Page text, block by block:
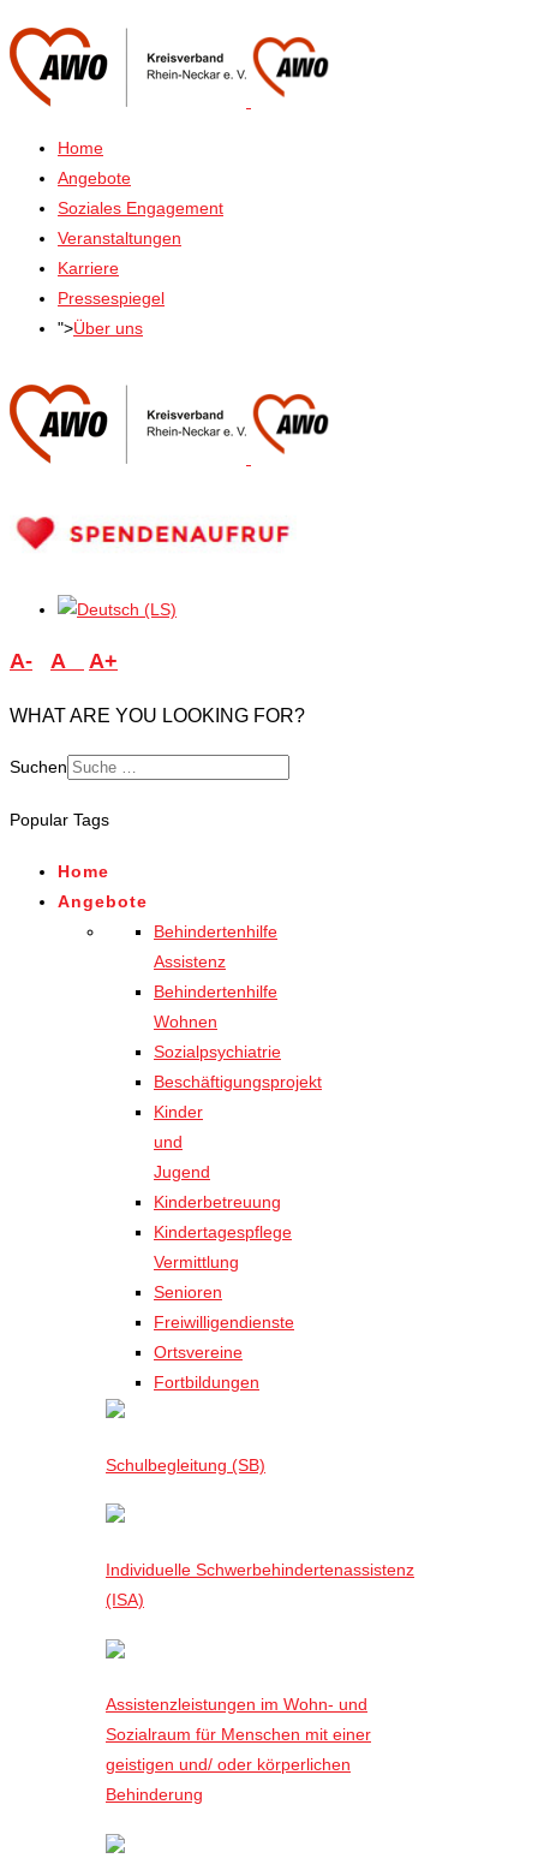
Home
Angebote
Soziales Engagement
Veranstaltungen
Karriere
Pressespiegel
">Über uns
A- A A+
WHAT ARE YOU LOOKING FOR?
Suchen
for results.
Popular Tags
Home
Angebote
Behindertenhilfe
Assistenz
Behindertenhilfe
Wohnen
Sozialpsychiatrie
Beschäftigungsprojekt
Kinder
und
Jugend
Kinderbetreuung
Kindertagespflege
Vermittlung
Senioren
Freiwilligendienste
Ortsvereine
Fortbildungen
Schulbegleitung (SB)
Individuelle Schwerbehindertenassistenz
(ISA)
Assistenzleistungen im Wohn- und
Sozialraum für Menschen mit einer
geistigen und/ oder körperlichen
Behinderung